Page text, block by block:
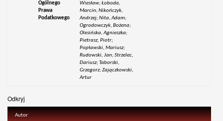
Ogólnego
Prawa
Podatkowego
Wiesław; Łoboda,
Marcin; Nikończyk,
Andrzej; Nita, Adam;
Ogrodowczyk, Bożena;
Olesińska, Agnieszka;
Pietrasz, Piotr;
Popławski, Mariusz;
Rudowski, Jan; Strzelec,
Dariusz; Taborski,
Grzegorz; Zajączkowski,
Artur
Odkryj
Autor